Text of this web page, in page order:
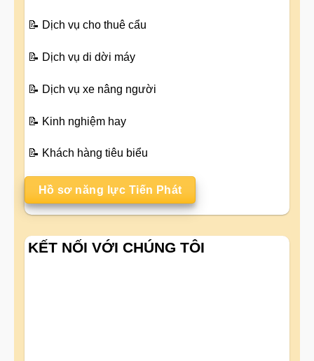
📝 Dịch vụ cho thuê cẩu
📝 Dịch vụ di dời máy
📝 Dịch vụ xe nâng người
📝 Kinh nghiệm hay
📝 Khách hàng tiêu biểu
Hồ sơ năng lực Tiến Phát
KẾT NỐI VỚI CHÚNG TÔI